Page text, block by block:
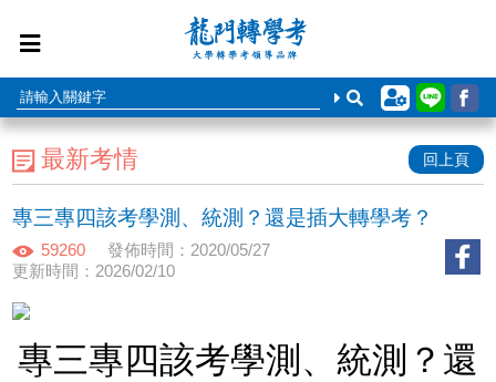
最新考情 回上頁
專三專四該考學測、統測？還是插大轉學考？
59260
發佈時間：2020/05/27
更新時間：2026/02/10
專三專四該考學測、統測？還